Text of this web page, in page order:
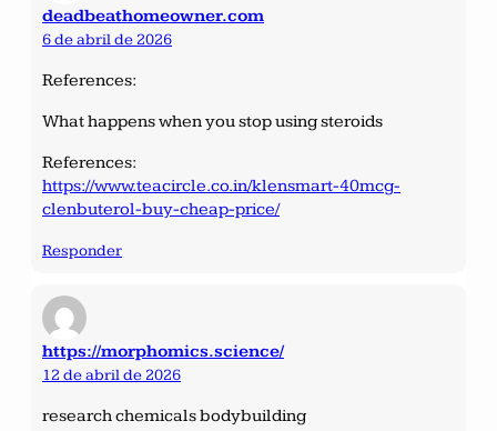
deadbeathomeowner.com
6 de abril de 2026
References:
What happens when you stop using steroids
References:
https://www.teacircle.co.in/klensmart-40mcg-
clenbuterol-buy-cheap-price/
Responder
https://morphomics.science/
12 de abril de 2026
research chemicals bodybuilding